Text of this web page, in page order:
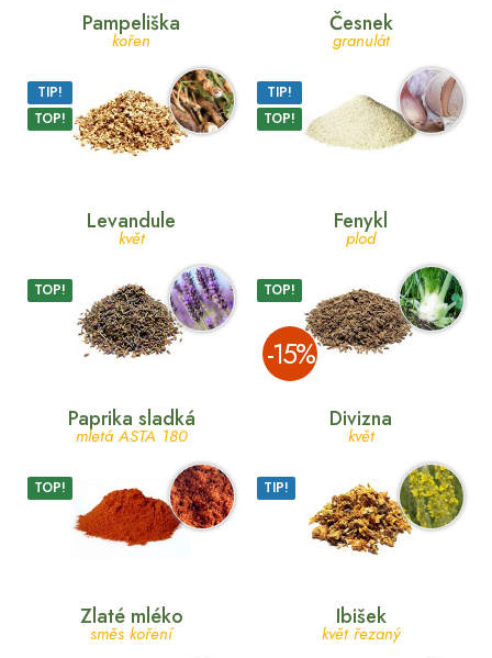
Pampeliška
kořen
TIP!
TOP!
Česnek
granulát
TIP!
TOP!
Levandule
květ
TOP!
Fenykl
plod
TOP!
­-15%
Paprika sladká
mletá ASTA 180
TOP!
Divizna
květ
TIP!
Zlaté mléko
směs koření
Ibišek
květ řezaný